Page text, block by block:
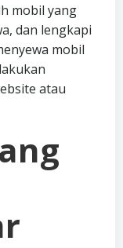
mobil yang
dan lengkapi
mobil
atau